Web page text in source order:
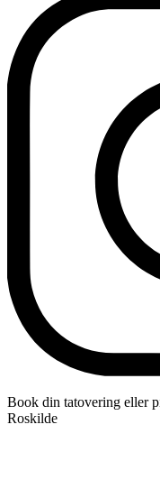
Book din tatovering eller
Roskilde